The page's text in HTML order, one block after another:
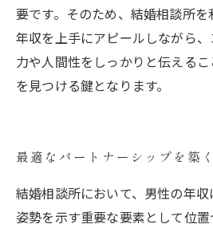
要です。そのため、結婚相談所
年収を上手にアピールしながら
力や人間性をしっかりと伝える
を見つける鍵となります。
最適なパートナーシップを築
結婚相談所において、男性の年
姿勢を示す重要な要素として位